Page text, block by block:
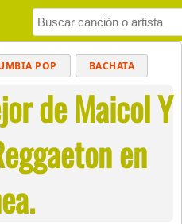
POP BACHATA
REGGAETON
ELECTRÓNICA
de Maicol Y
en